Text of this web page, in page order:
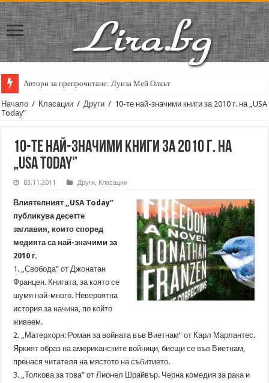
Автори за препрочитане: Луиза Мей Олкът
Начало / Класации / Други / 10-те най-значими книги за 2010 г. на „USA
Today”
10-те най-значими книги за 2010 г. на
„USA Today”
03.11.2011 Други, Класации
Влиятелният „USA Today”
публикува десетте
заглавия, които според
медията са най-значими за
2010 г.
1. „Свобода” от Джонатан
Францен. Книгата, за която се
шумя най-много. Невероятна
история за начина, по който
живеем.
2. „Матерхорн: Роман за войната във Виетнам” от Карл Марлантес.
Яркият образ на американските войници, биещи се във Виетнам,
пренася читателя на мястото на събитието.
3. „Толкова за това” от Лионел Шрайвър. Черна комедия за рака и